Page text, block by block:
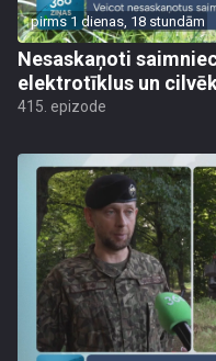
pirms 1 dienas, 18 stundām
Nesaskaņoti
elektrotīklus un
415. epizode